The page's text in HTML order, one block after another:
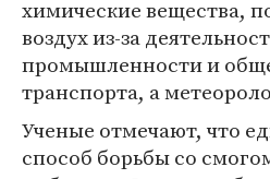
химические вещества,
воздух из-за
промышленности и
транспорта, а
Ученые отмечают, что
способ борьбы со